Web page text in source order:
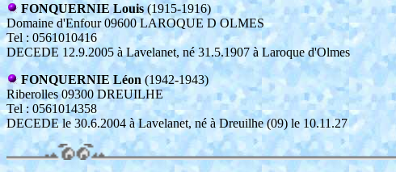
FONQUERNIE Louis(1915-1916)
Domaine d'Enfour 09600 LAROQUE D OLMES
Tel : 0561010416
DECEDE 12.9.2005 à Lavelanet, né 31.5.1907 à Laroque d'Olmes
FONQUERNIE Léon(1942-1943)
Riberolles 09300 DREUILHE
Tel : 0561014358
DECEDE le 30.6.2004 à Lavelanet, né à Dreuilhe (09) le 10.11.27